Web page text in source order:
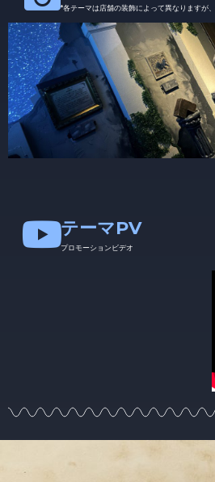
*各テーマは店舗の装飾によって異なりますが
テーマPV
プロモーションビデオ